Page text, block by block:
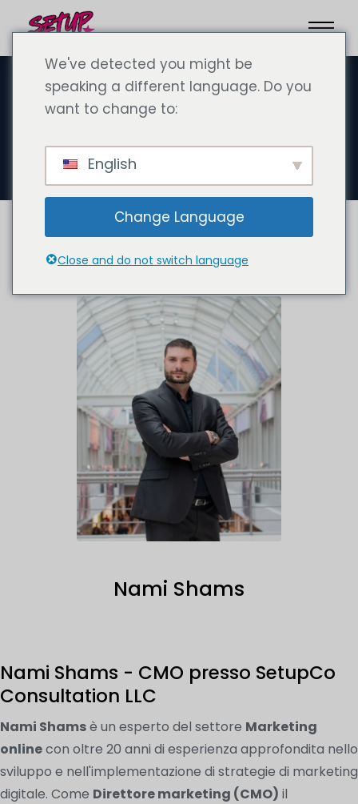
Conoscere il nostro
management
Nami Shams
Nami Shams - CMO presso SetupCo
Consultation LLC
Nami Shamsè un esperto del settore Marketing
onlinecon oltre 20 anni di esperienza approfondita nello
sviluppo e nell'implementazione di strategie di marketing
digitale. Come Direttore marketing (CMO) il
We've detected you might be
speaking a different language. Do you
want to change to:
English
Change Language
Close and do not switch language